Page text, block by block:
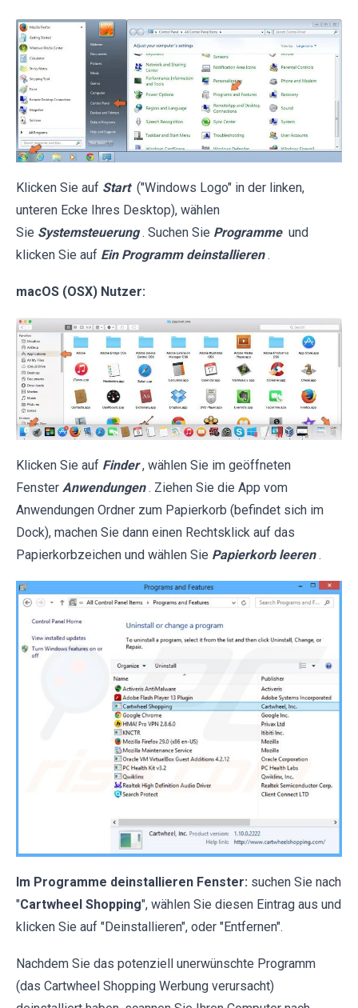
Klicken Sie auf Start ("Windows Logo" in der linken,
unteren Ecke Ihres Desktop), wählen
Sie Systemsteuerung . Suchen Sie Programme und
klicken Sie auf Ein Programm deinstallieren .
macOS (OSX) Nutzer:
Klicken Sie auf Finder , wählen Sie im geöffneten
Fenster Anwendungen . Ziehen Sie die App vom
Anwendungen Ordner zum Papierkorb (befindet sich im
Dock), machen Sie dann einen Rechtsklick auf das
Papierkorbzeichen und wählen Sie Papierkorb leeren .
Im Programme deinstallieren Fenster: suchen Sie nach
"Cartwheel Shopping", wählen Sie diesen Eintrag aus und
klicken Sie auf "Deinstallieren", oder "Entfernen".
Nachdem Sie das potenziell unerwünschte Programm
(das Cartwheel Shopping Werbung verursacht)